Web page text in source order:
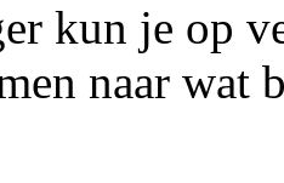
kun je op
naar